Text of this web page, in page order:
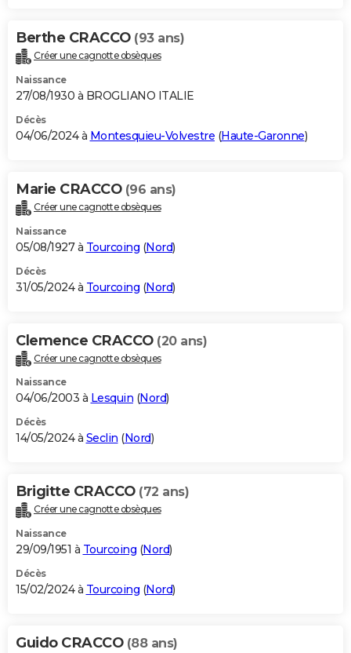
Bricolage
Lifestyle
Culture
Sport
Auto
Television
Voyage
Cinema
Berthe CRACCO (93 ans)
Créer une cagnotte obsèques
Naissance
27/08/1930 à BROGLIANO ITALIE
Décès
04/06/2024 à Montesquieu-Volvestre (Haute-Garonne)
Marie CRACCO (96 ans)
Créer une cagnotte obsèques
Naissance
05/08/1927 à Tourcoing (Nord)
Décès
31/05/2024 à Tourcoing (Nord)
Clemence CRACCO (20 ans)
Créer une cagnotte obsèques
Naissance
04/06/2003 à Lesquin (Nord)
Décès
14/05/2024 à Seclin (Nord)
Brigitte CRACCO (72 ans)
Créer une cagnotte obsèques
Naissance
29/09/1951 à Tourcoing (Nord)
Décès
15/02/2024 à Tourcoing (Nord)
Guido CRACCO (88 ans)